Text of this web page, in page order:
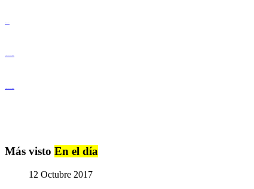
Más visto En el día
12 Octubre 2017